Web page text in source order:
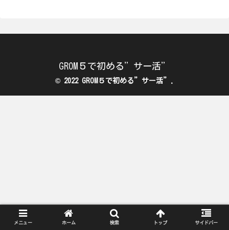
GROM５で初める”サー活”
© 2022 GROM５で初める”サー活”.
メニュー ホーム 検索 トップ サイドバー